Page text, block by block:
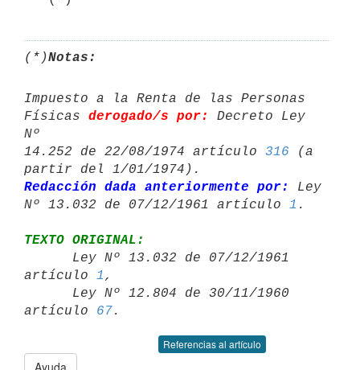
(*)Notas:
Impuesto a la Renta de las Personas
Físicas derogado/s por:
Decreto Ley
Nº
14.252 de 22/08/1974 artículo 316 (a
Redacción dada anteriormente por:
Ley
Nº 13.032 de 07/12/1961 artículo 1
TEXTO ORIGINAL:
artículo 1 ,
artículo 67
Referencias al artículo
Ayuda